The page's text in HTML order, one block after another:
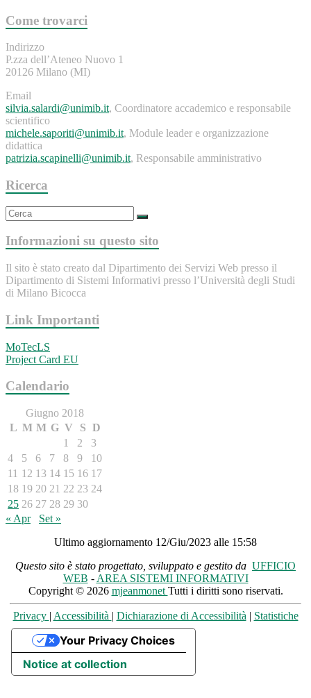
Come trovarci
Indirizzo
P.zza dell’Ateneo Nuovo 1
20126 Milano (MI)
Email
silvia.salardi@unimib.it, Coordinatore accademico e responsabile
scientifico
michele.saporiti@unimib.it, Module leader e organizzazione
didattica
patrizia.scapinelli@unimib.it, Responsabile amministrativo
Ricerca
Informazioni su questo sito
Il sito è stato creato dal Dipartimento dei Servizi Web presso il
Dipartimento di Sistemi Informativi presso l’Università degli Studi
di Milano Bicocca
Link Importanti
MoTecLS
Project Card EU
Calendario
Giugno 2018
L M M G V S D
1
2
3
4
5 6 7 8 9
10
11 12 13 14 15 16 17
18 19 20 21 22 23 24
25 26 27 28 29 30
« Apr
Set »
Ultimo aggiornamento 12/Giu/2023 alle 15:58
Questo sito è stato progettato, sviluppato e gestito da UFFICIO
WEB - AREA SISTEMI INFORMATIVI
Copyright © 2026 mjeanmonet Tutti i diritti sono riservati.
Privacy | Accessibilità | Dichiarazione di Accessibilità | Statistiche
Notice at collection
Your Privacy Choices